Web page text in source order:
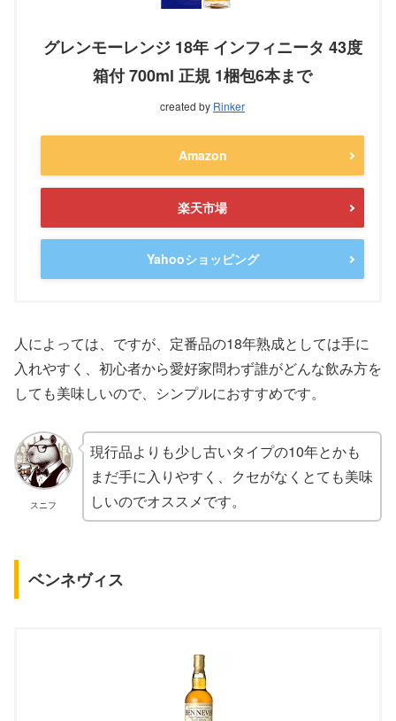
グレンモーレンジ 18年 インフィニータ 43度
箱付 700ml 正規 1梱包6本まで
created by Rinker
Amazon
楽天市場
Yahooショッピング
人によっては、ですが、定番品の18年熟成としては手に
入れやすく、初心者から愛好家問わず誰がどんな飲み方を
しても美味しいので、シンプルにおすすめです。
スニフ
現行品よりも少し古いタイプの10年とかも
まだ手に入りやすく、クセがなくとても美味
しいのでオススメです。
ベンネヴィス